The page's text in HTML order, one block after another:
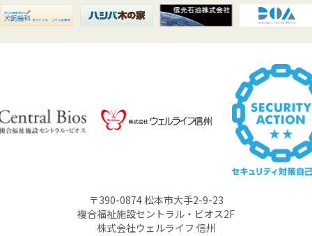
〒390-0874 松本市大手2-9-23
複合福祉施設セントラル・ビオス2F
株式会社ウェルライフ 信州